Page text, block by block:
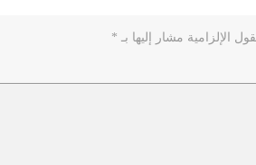
الإلزامية مشار إليها بـ *